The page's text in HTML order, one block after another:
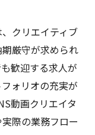
クリエイティブ
厳守が求められ
歓迎する求人が
ォリオの充実が
動画クリエイタ
際の業務フロー